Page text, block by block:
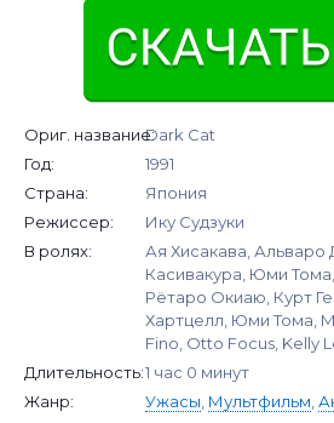
Ориг. название:Dark Cat
Год:
1991
Страна:
Япония
Режиссер:
Ику Судзуки
В ролях:
Ая Хисакава, Альваро
Касивакура, Юми
Рётаро Окиаю, Курт
Хартцелл, Юми Тома,
Fino, Otto Focus, Kelly
Длительность:1 час 0 минут
Жанр:
Ужасы Мультфильм